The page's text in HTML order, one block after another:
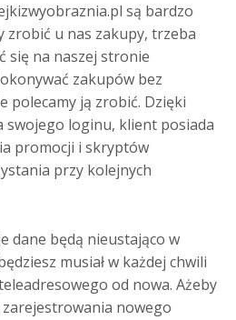
są bardzo
zrobić u nas zakupy, trzeba
się na naszej stronie
zakupów bez
polecamy ją zrobić. Dzięki
swojego loginu, klient posiada
promocji i skryptów
przy kolejnych
dane będą nieustająco w
musiał w każdej chwili
od nowa. Ażeby
zarejestrowania nowego